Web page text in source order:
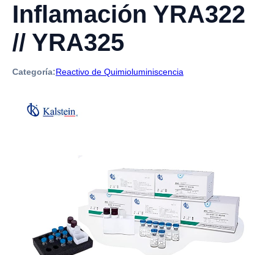
Inflamación YRA322
// YRA325
Categoría:Reactivo de Quimioluminiscencia